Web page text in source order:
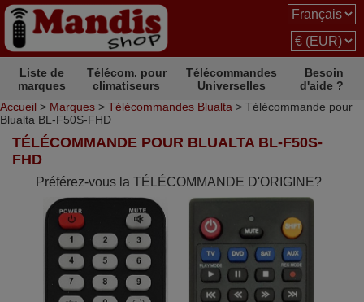
Liste de
marques
Télécom. pour
climatiseurs
Télécommandes
Universelles
Besoin
d'aide ?
Accueil > Marques > Télécommandes Blualta > Télécommande pour
Blualta BL-F50S-FHD
TÉLÉCOMMANDE POUR BLUALTA BL-F50S-
FHD
Préférez-vous la TÉLÉCOMMANDE D'ORIGINE?